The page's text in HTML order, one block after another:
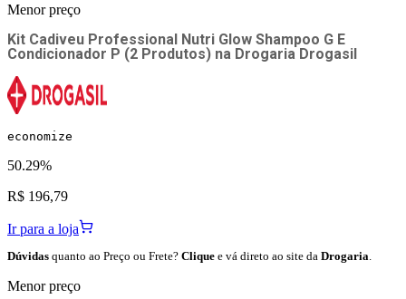
Menor preço
Kit Cadiveu Professional Nutri Glow Shampoo G E
Condicionador P (2 Produtos) na Drogaria Drogasil
economize
50.29%
R$ 196,79
Ir para a loja
Dúvidas quanto ao Preço ou Frete? Clique e vá direto ao site da Drogaria.
Menor preço